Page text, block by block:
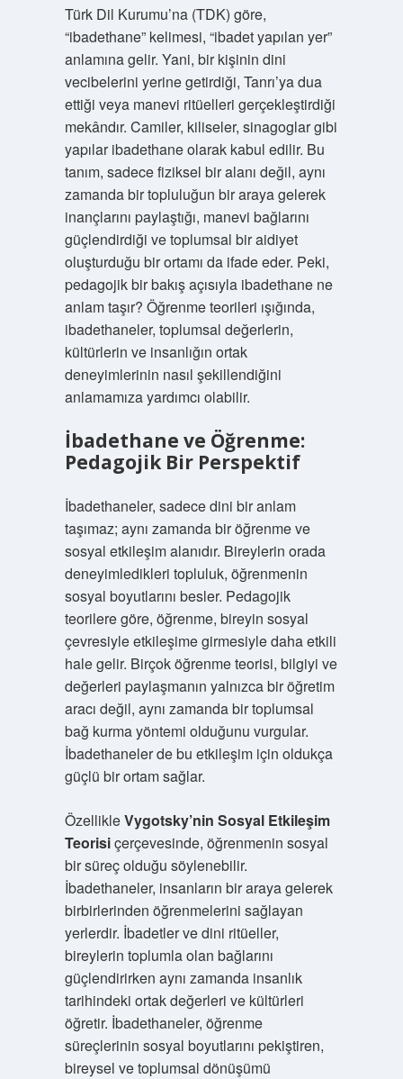
Türk Dil Kurumu’na (TDK) göre,
“ibadethane” kelimesi, “ibadet yapılan yer”
anlamına gelir. Yani, bir kişinin dini
vecibelerini yerine getirdiği, Tanrı’ya dua
ettiği veya manevi ritüelleri gerçekleştirdiği
mekândır. Camiler, kiliseler, sinagoglar gibi
yapılar ibadethane olarak kabul edilir. Bu
tanım, sadece fiziksel bir alanı değil, aynı
zamanda bir topluluğun bir araya gelerek
inançlarını paylaştığı, manevi bağlarını
güçlendirdiği ve toplumsal bir aidiyet
oluşturduğu bir ortamı da ifade eder. Peki,
pedagojik bir bakış açısıyla ibadethane ne
anlam taşır? Öğrenme teorileri ışığında,
ibadethaneler, toplumsal değerlerin,
kültürlerin ve insanlığın ortak
deneyimlerinin nasıl şekillendiğini
anlamamıza yardımcı olabilir.
İbadethane ve Öğrenme:
Pedagojik Bir Perspektif
İbadethaneler, sadece dini bir anlam
taşımaz; aynı zamanda bir öğrenme ve
sosyal etkileşim alanıdır. Bireylerin orada
deneyimledikleri topluluk, öğrenmenin
sosyal boyutlarını besler. Pedagojik
teorilere göre, öğrenme, bireyin sosyal
çevresiyle etkileşime girmesiyle daha etkili
hale gelir. Birçok öğrenme teorisi, bilgiyi ve
değerleri paylaşmanın yalnızca bir öğretim
aracı değil, aynı zamanda bir toplumsal
bağ kurma yöntemi olduğunu vurgular.
İbadethaneler de bu etkileşim için oldukça
güçlü bir ortam sağlar.
ÖzellikleVygotsky’nin Sosyal Etkileşim
Teorisiçerçevesinde, öğrenmenin sosyal
bir süreç olduğu söylenebilir.
İbadethaneler, insanların bir araya gelerek
birbirlerinden öğrenmelerini sağlayan
yerlerdir. İbadetler ve dini ritüeller,
bireylerin toplumla olan bağlarını
güçlendirirken aynı zamanda insanlık
tarihindeki ortak değerleri ve kültürleri
öğretir. İbadethaneler, öğrenme
süreçlerinin sosyal boyutlarını pekiştiren,
bireysel ve toplumsal dönüşümü